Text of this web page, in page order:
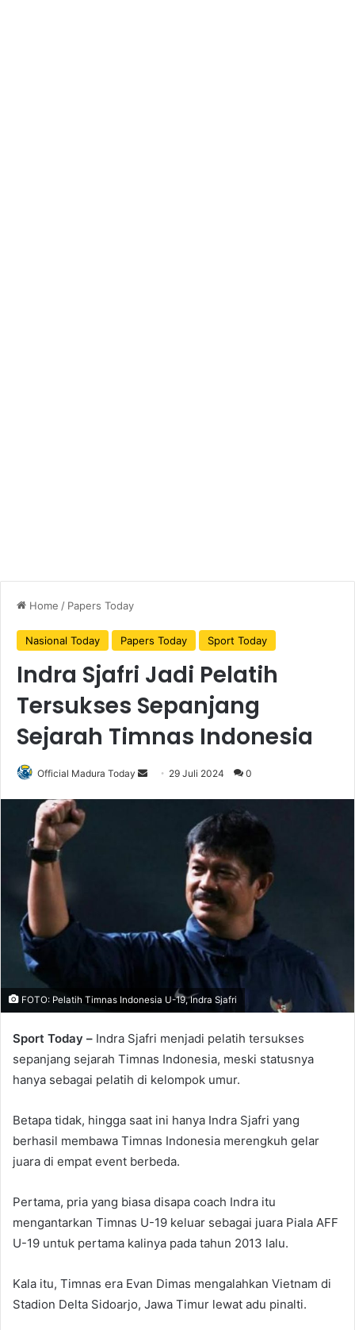
Home / Papers Today
Nasional Today Papers Today Sport Today
Indra Sjafri Jadi Pelatih
Tersukses Sepanjang
Sejarah Timnas Indonesia
Official Madura Today 29 Juli 2024 0
FOTO: Pelatih Timnas Indonesia U-19, Indra Sjafri
Sport Today – Indra Sjafri menjadi pelatih tersukses
sepanjang sejarah Timnas Indonesia, meski statusnya
hanya sebagai pelatih di kelompok umur.
Betapa tidak, hingga saat ini hanya Indra Sjafri yang
berhasil membawa Timnas Indonesia merengkuh gelar
juara di empat event berbeda.
Pertama, pria yang biasa disapa coach Indra itu
mengantarkan Timnas U-19 keluar sebagai juara Piala AFF
U-19 untuk pertama kalinya pada tahun 2013 lalu.
Kala itu, Timnas era Evan Dimas mengalahkan Vietnam di
Stadion Delta Sidoarjo, Jawa Timur lewat adu pinalti.